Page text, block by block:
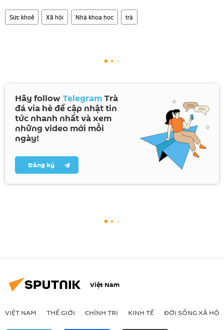
Sức khoẻ Xã hội Nhà khoa học trà
Hãy follow TelegramTrà
đá vỉa hè để cập nhật tin
tức nhanh nhất và xem
những video mới mỗi
ngày!
Đăng ký
Việt Nam
VIỆT NAM THẾ GIỚI CHÍNH TRỊ KINH TẾ ĐỜI SỐNG XÃ HỘI